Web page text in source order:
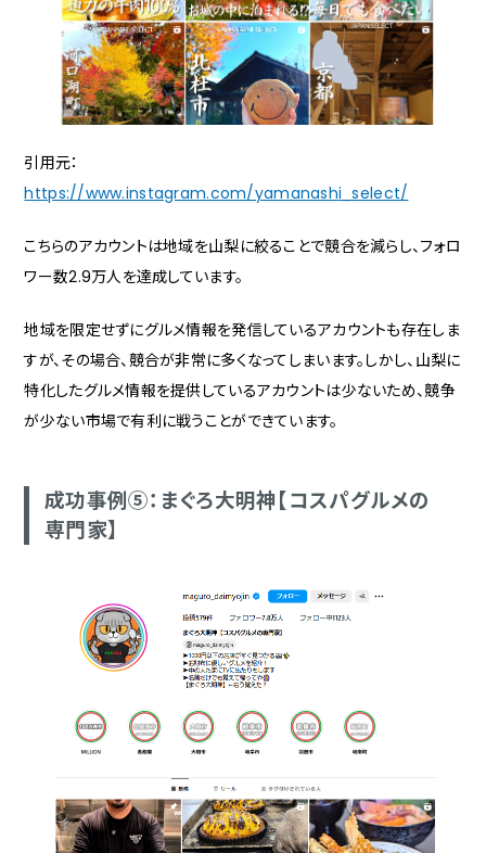
引用元：
https://www.instagram.com/yamanashi_select/
こちらのアカウントは地域を山梨に絞ることで競合を減らし、フォロ
ワー数2.9万人を達成しています。
地域を限定せずにグルメ情報を発信しているアカウントも存在しま
すが、その場合、競合が非常に多くなってしまいます。しかし、山梨に
特化したグルメ情報を提供しているアカウントは少ないため、競争
が少ない市場で有利に戦うことができています。
成功事例⑤：まぐろ大明神【コスパグルメの
専門家】